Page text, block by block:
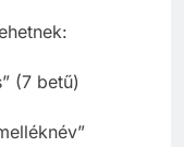
(7 betű)